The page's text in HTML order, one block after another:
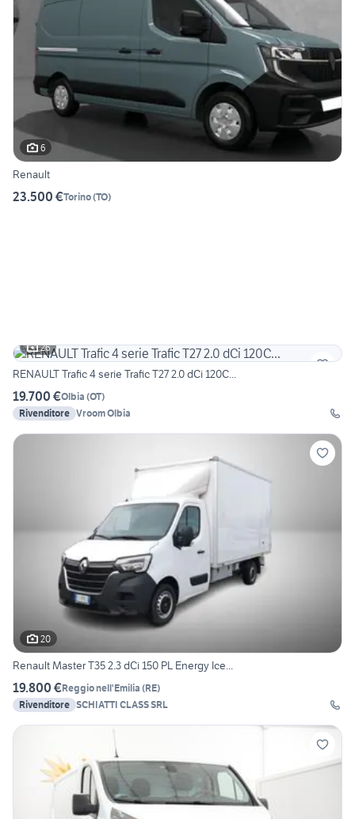
6
Renault
23.500 €Torino(TO)
26
RENAULT Trafic 4 serie Trafic T27 2.0 dCi 120C...
19.700 €Olbia (OT)
Rivenditore Vroom Olbia
20
Renault Master T35 2.3 dCi 150 PL Energy Ice...
19.800 €Reggio nell'Emilia (RE)
Rivenditore SCHIATTI CLASS SRL